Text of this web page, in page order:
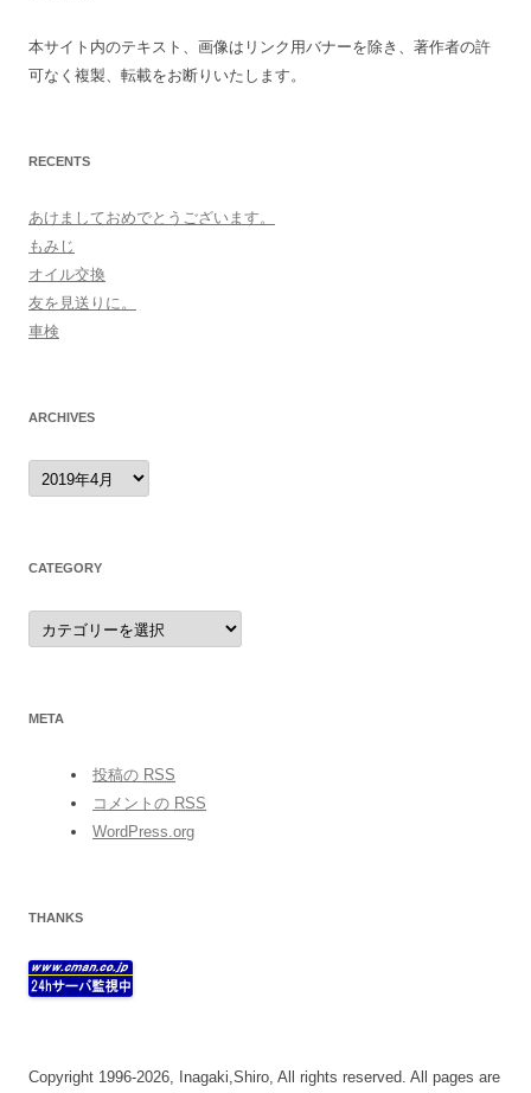
本サイト内のテキスト、画像はリンク用バナーを除き、著作者の許
可なく複製、転載をお断りいたします。
RECENTS
あけましておめでとうございます。
もみじ
オイル交換
友を見送りに。
車検
ARCHIVES
archives
CATEGORY
category
META
投稿の RSS
コメントの RSS
WordPress.org
THANKS
Copyright 1996-2026, Inagaki,Shiro, All rights reserved. All pages are